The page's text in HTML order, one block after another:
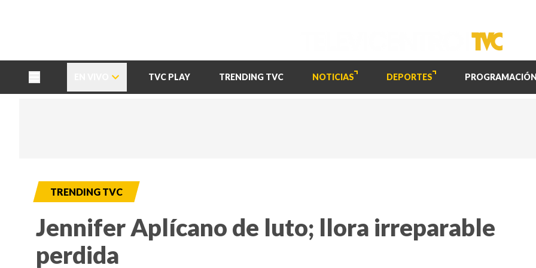
TVC PLAY TRENDING TVC NOTICIAS DEPORTES PROGRAMACIÓN
TRENDING TVC
Jennifer Aplícano de luto; llora irreparable
perdida